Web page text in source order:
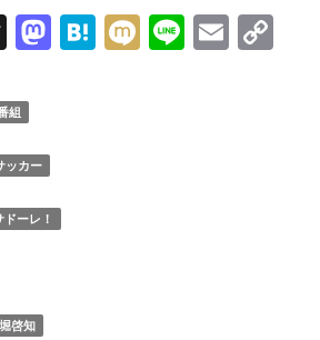
T
e
a
ds
M
n
H
M Li
E
組
ッカー
ーレ！
堀啓知